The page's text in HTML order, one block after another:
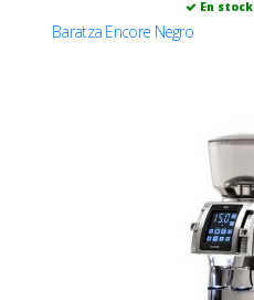
En stock
Baratza Encore Negro